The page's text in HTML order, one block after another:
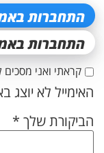
קראתי ואני מסכים
האימייל לא יוצג
הביקורת שלך *